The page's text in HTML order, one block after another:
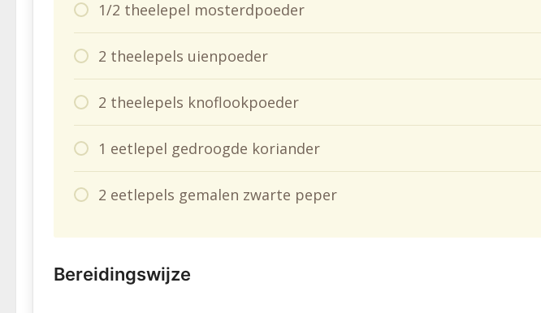
1/2 theelepel mosterdpoeder
2 theelepels uienpoeder
2 theelepels knoflookpoeder
1 eetlepel gedroogde koriander
2 eetlepels gemalen zwarte peper
Bereidingswijze